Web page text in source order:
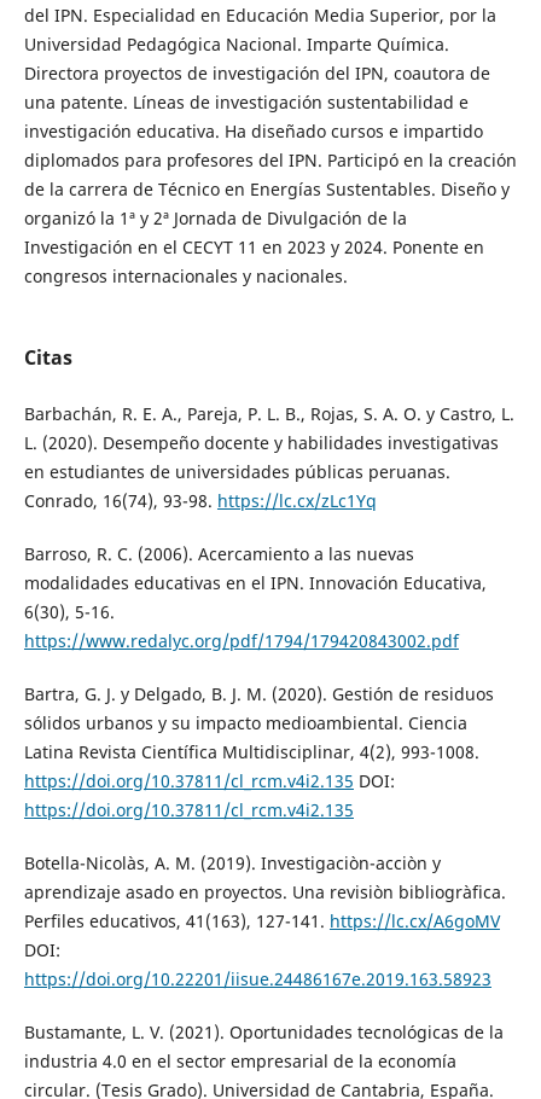
del IPN. Especialidad en Educación Media Superior, por la
Universidad Pedagógica Nacional. Imparte Química.
Directora proyectos de investigación del IPN, coautora de
una patente. Líneas de investigación sustentabilidad e
investigación educativa. Ha diseñado cursos e impartido
diplomados para profesores del IPN. Participó en la creación
de la carrera de Técnico en Energías Sustentables. Diseño y
organizó la 1ª y 2ª Jornada de Divulgación de la
Investigación en el CECYT 11 en 2023 y 2024. Ponente en
congresos internacionales y nacionales.
Citas
Barbachán, R. E. A., Pareja, P. L. B., Rojas, S. A. O. y Castro, L.
L. (2020). Desempeño docente y habilidades investigativas
en estudiantes de universidades públicas peruanas.
Conrado, 16(74), 93-98. https://lc.cx/zLc1Yq
Barroso, R. C. (2006). Acercamiento a las nuevas
modalidades educativas en el IPN. Innovación Educativa,
6(30), 5-16.
https://www.redalyc.org/pdf/1794/179420843002.pdf
Bartra, G. J. y Delgado, B. J. M. (2020). Gestión de residuos
sólidos urbanos y su impacto medioambiental. Ciencia
Latina Revista Científica Multidisciplinar, 4(2), 993-1008.
https://doi.org/10.37811/cl_rcm.v4i2.135 DOI:
https://doi.org/10.37811/cl_rcm.v4i2.135
Botella-Nicolàs, A. M. (2019). Investigaciòn-acciòn y
aprendizaje asado en proyectos. Una revisiòn bibliogràfica.
Perfiles educativos, 41(163), 127-141. https://lc.cx/A6goMV
DOI:
https://doi.org/10.22201/iisue.24486167e.2019.163.58923
Bustamante, L. V. (2021). Oportunidades tecnológicas de la
industria 4.0 en el sector empresarial de la economía
circular. (Tesis Grado). Universidad de Cantabria, España.